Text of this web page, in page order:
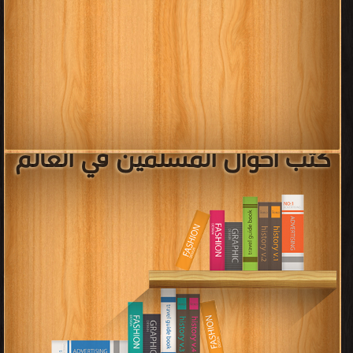
كتب أحوال المسلمين في العالم